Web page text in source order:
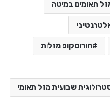
תאומים במיטה
הורוסקופ מזלות
שבועית מזל תאומי